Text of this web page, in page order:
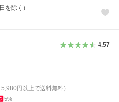
を除く）
4.57
5,980 円以上で送料無料）
5%